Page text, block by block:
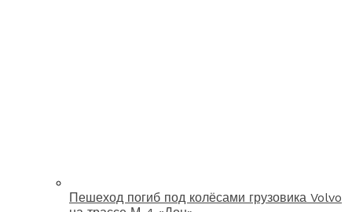
Пешеход погиб под колёсами грузовика Volvo